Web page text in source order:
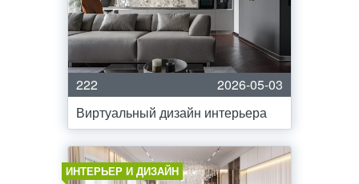
222
2026-05-03
Виртуальный дизайн интерьера
ИНТЕРЬЕР И ДИЗАЙН